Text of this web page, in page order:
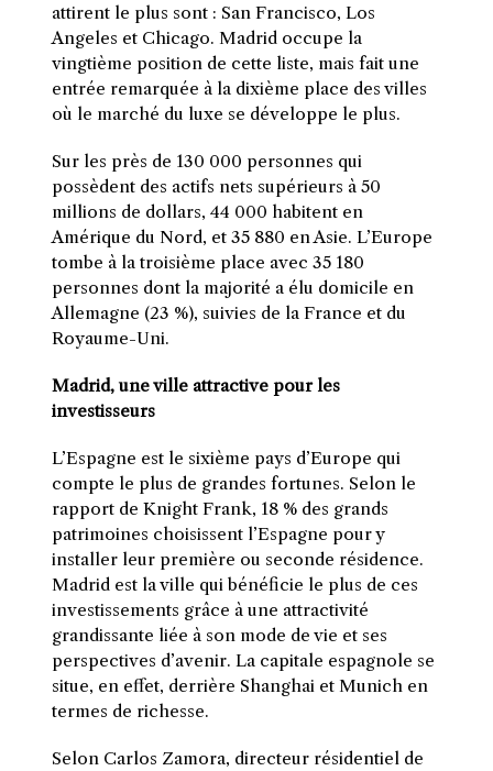
attirent le plus sont : San Francisco, Los
Angeles et Chicago. Madrid occupe la
vingtième position de cette liste, mais fait une
entrée remarquée à la dixième place des villes
où le marché du luxe se développe le plus.
Sur les près de 130 000 personnes qui
possèdent des actifs nets supérieurs à 50
millions de dollars, 44 000 habitent en
Amérique du Nord, et 35 880 en Asie. L’Europe
tombe à la troisième place avec 35 180
personnes dont la majorité a élu domicile en
Allemagne (23 %), suivies de la France et du
Royaume-Uni.
Madrid, une ville attractive pour les
investisseurs
L’Espagne est le sixième pays d’Europe qui
compte le plus de grandes fortunes. Selon le
rapport de Knight Frank, 18 % des grands
patrimoines choisissent l’Espagne pour y
installer leur première ou seconde résidence.
Madrid est la ville qui bénéficie le plus de ces
investissements grâce à une attractivité
grandissante liée à son mode de vie et ses
perspectives d’avenir. La capitale espagnole se
situe, en effet, derrière Shanghai et Munich en
termes de richesse.
Selon Carlos Zamora, directeur résidentiel de